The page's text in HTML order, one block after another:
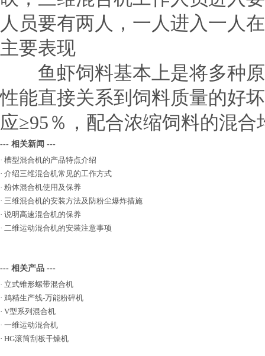
人员要有两人，一人进入一人
主要表现
鱼虾饲料基本上是将多种原
性能直接关系到饲料质量的好
应≥95％，配合浓缩饲料的混
--- 相关新闻 ---
· 槽型混合机的产品特点介绍
· 介绍三维混合机常见的工作方式
· 粉体混合机使用及保养
· 三维混合机的安装方法及防粉尘爆炸措施
· 说明高速混合机的保养
· 二维运动混合机的安装注意事项
--- 相关产品 ---
· 立式锥形螺带混合机
· 鸡精生产线-万能粉碎机
· V型系列混合机
· 一维运动混合机
· HG滚筒刮板干燥机